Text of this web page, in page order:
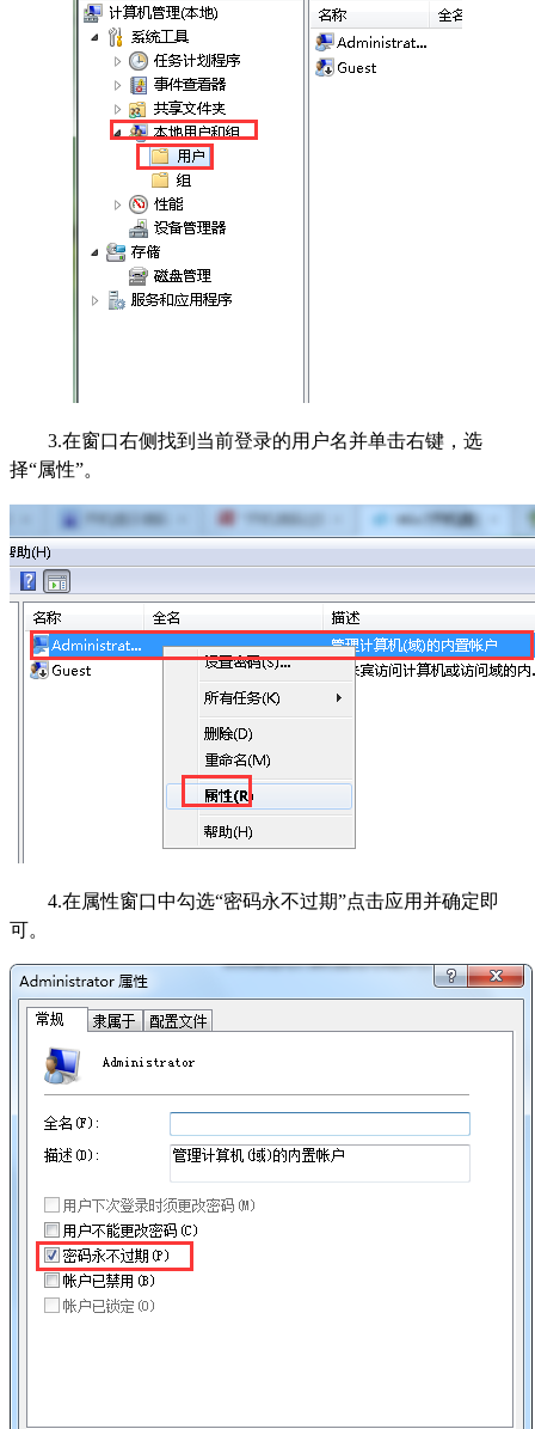
3.在窗口右侧找到当前登录的用户名并单击右键，选
择“属性”。
4.在属性窗口中勾选“密码永不过期”点击应用并确定即
可。